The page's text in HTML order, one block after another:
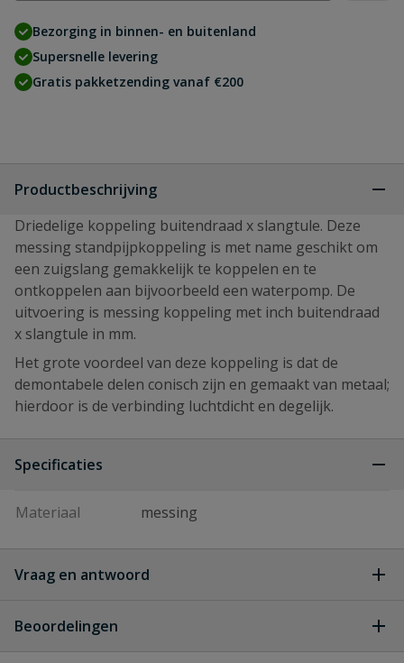
Bezorging in binnen- en buitenland
Supersnelle levering
Gratis pakketzending vanaf €200
Productbeschrijving
Driedelige koppeling buitendraad x slangtule. Deze
messing standpijpkoppeling is met name geschikt om
een zuigslang gemakkelijk te koppelen en te
ontkoppelen aan bijvoorbeeld een waterpomp. De
uitvoering is messing koppeling met inch buitendraad
x slangtule in mm.
Het grote voordeel van deze koppeling is dat de
demontabele delen conisch zijn en gemaakt van metaal;
hierdoor is de verbinding luchtdicht en degelijk.
Specificaties
Materiaal messing
Vraag en antwoord
Beoordelingen